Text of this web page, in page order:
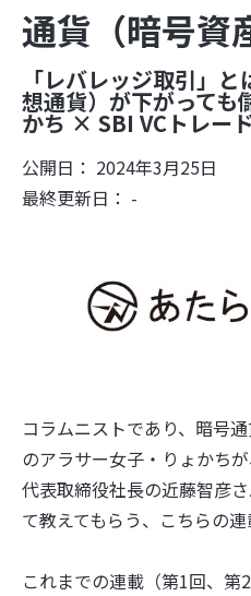
通貨（暗号資
「レバレッジ取引」
想通貨）が下がっても
かち × SBI VCトレー
公開日： 2024年3月25日
最終更新日： -
コラムニストであり、暗号
のアラサー女子・りょかち
代表取締役社長の近藤智彦
て教えてもらう、こちらの連
これまでの連載（第1回、